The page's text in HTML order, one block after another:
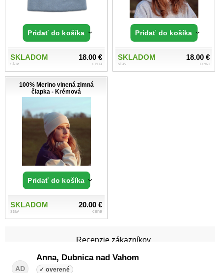
Recenzie zákazníkov
AD
Anna, Dubnica nad Vahom
Pridať do košíka
SKLADOM
stav
18.00 €
cena
Pridať do košíka
SKLADOM
stav
18.00 €
cena
100% Merino vlnená zimná
čiapka - Krémová
Pridať do košíka
SKLADOM
stav
20.00 €
cena